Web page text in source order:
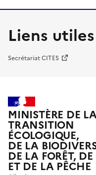
Liens utiles
Secrétariat CITES
MINISTÈRE DE
TRANSITION
ÉCOLOGIQUE,
DE LA
DE LA FORÊT,
ET DE LA PÊCHE